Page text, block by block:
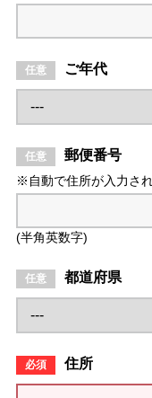
ご年代
郵便番号
※自動で住所が入力され
(半角英数字)
都道府県
住所